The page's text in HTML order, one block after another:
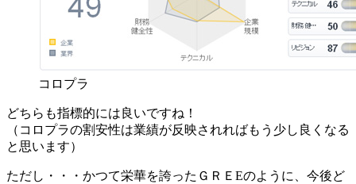
コロプラ
どちらも指標的には良いですね！
（コロプラの割安性は業績が反映されればもう少し良くなる
と思います）
ただし・・・かつて栄華を誇ったＧＲＥEのように、今後ど